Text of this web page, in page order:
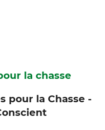
la chasse
pour la Chasse -